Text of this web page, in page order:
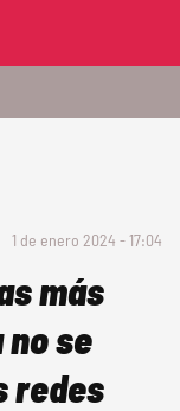
1 de enero 2024 - 17:04
más
no se
redes